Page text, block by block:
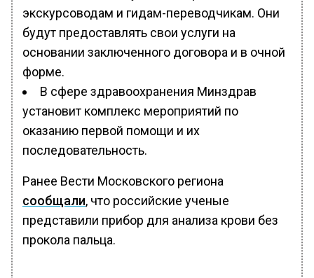
экскурсоводам и гидам-переводчикам. Они
будут предоставлять свои услуги на
основании заключенного договора и в очной
форме.
В сфере здравоохранения Минздрав
установит комплекс мероприятий по
оказанию первой помощи и их
последовательность.
Ранее Вести Московского региона
сообщали, что российские ученые
представили прибор для анализа крови без
прокола пальца.